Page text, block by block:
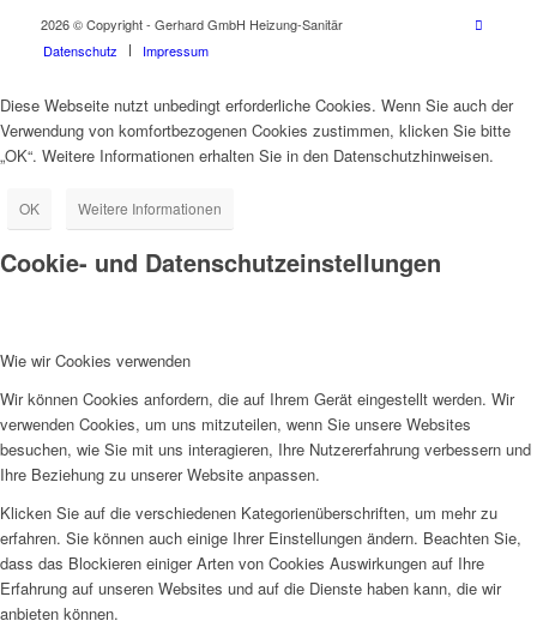
2026 © Copyright - Gerhard GmbH Heizung-Sanitär
Datenschutz
Impressum
Diese Webseite nutzt unbedingt erforderliche Cookies. Wenn Sie auch der
Verwendung von komfortbezogenen Cookies zustimmen, klicken Sie bitte
„OK“. Weitere Informationen erhalten Sie in den Datenschutzhinweisen.
OK Weitere Informationen
Cookie- und Datenschutzeinstellungen
Wie wir Cookies verwenden
Wir können Cookies anfordern, die auf Ihrem Gerät eingestellt werden. Wir
verwenden Cookies, um uns mitzuteilen, wenn Sie unsere Websites
besuchen, wie Sie mit uns interagieren, Ihre Nutzererfahrung verbessern und
Ihre Beziehung zu unserer Website anpassen.
Klicken Sie auf die verschiedenen Kategorienüberschriften, um mehr zu
erfahren. Sie können auch einige Ihrer Einstellungen ändern. Beachten Sie,
dass das Blockieren einiger Arten von Cookies Auswirkungen auf Ihre
Erfahrung auf unseren Websites und auf die Dienste haben kann, die wir
anbieten können.